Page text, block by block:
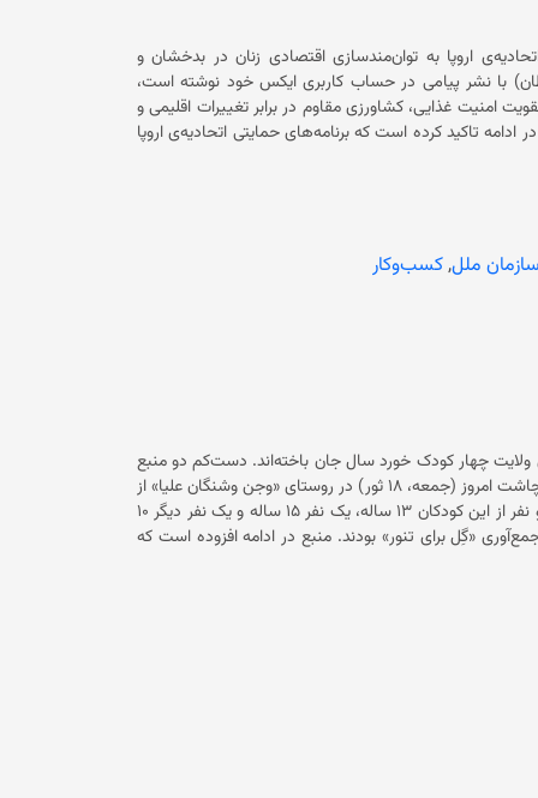
اروپا به توان‌مندسازی اقتصادی زنان در بدخشان و
به خدمات مالی کمک می‌کند. این نهاد امروز (شنبه، ۱۳ سرطان) با نشر پیامی در حساب کاربری ایکس خود نوشته است،
امنیت غذایی، کشاورزی مقاوم در برابر تغییرات اقلیمی و
سازمان ملل متحد در ادامه تاکید کرده است که برنامه‌های حمایتی اتحادیه‌ی اروپا
سازمان ملل,کسب‌وکار
منابع محلی در بدخشان می‌گویند که در پی رانش زمین در ولسوالی یمگان این ولایت چهار کودک خورد سال جان باخته‌اند. دست‌کم دو منبع
به رسانه گوهرشاد گفته‌اند که این رویداد حوالی ساعت ۱۱:۱۵ دقیقه‌ی پیش از چاشت امروز (جمعه، ۱۸ ثور) در روستای «وجن وشنگان علیا»‌ از
مربوطات ولسوالی یمگان رخ داده است. منبع در ادامه تاکید کرده است که دو نفر از این کودکان ۱۳ ساله، یک نفر ۱۵ ساله و یک نفر دیگر ۱۰
ساله بودند. منبع تصریح کرد که زمانی این کودکان زیر آوار شدند که در حال جمع‌آوری «گِل برای تنور» بودند. منبع در ادامه افزوده است که